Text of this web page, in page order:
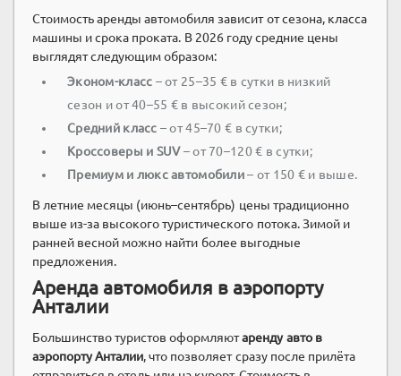
Стоимость аренды автомобиля зависит от сезона, класса
машины и срока проката. В 2026 году средние цены
выглядят следующим образом:
Эконом-класс – от 25–35 € в сутки в низкий
сезон и от 40–55 € в высокий сезон;
Средний класс – от 45–70 € в сутки;
Кроссоверы и SUV– от 70–120 € в сутки;
Премиум и люкс автомобили– от 150 € и выше.
В летние месяцы (июнь–сентябрь) цены традиционно
выше из-за высокого туристического потока. Зимой и
ранней весной можно найти более выгодные
предложения.
Аренда автомобиля в аэропорту
Анталии
Большинство туристов оформляютаренду авто в
аэропорту Анталии, что позволяет сразу после прилёта